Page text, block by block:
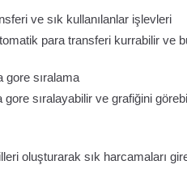
ve sık kullanılanlar işlevleri
para transferi kurrabilir ve
sıralama
sıralayabilir ve grafiğini
oluşturarak sık harcamaları